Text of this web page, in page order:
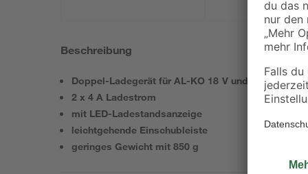
Beschreibung
Doppel-Ladegerät für AL-KO 18 V und 18/36 V '1
2 x 4 A Ladestrom
mit LED-Ladestandsanzeige
leichtgehende Einschubleiste
geringes Gewicht mit 850 g